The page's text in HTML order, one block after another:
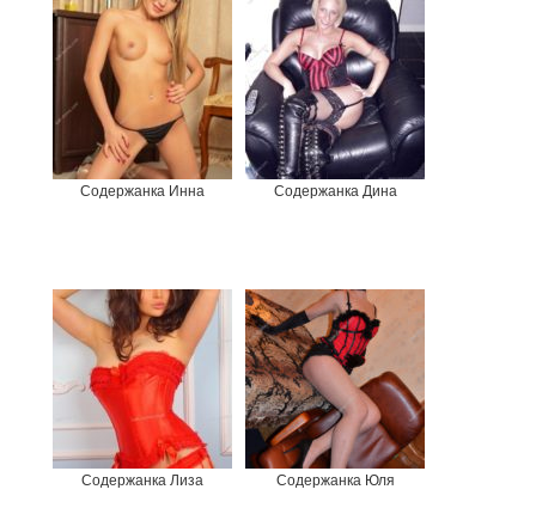
Содержанка Инна Содержанка Дина
Содержанка Лиза Содержанка Юля